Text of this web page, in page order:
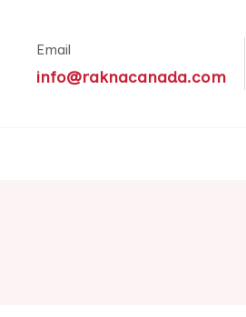
Email
info@raknacanada.com